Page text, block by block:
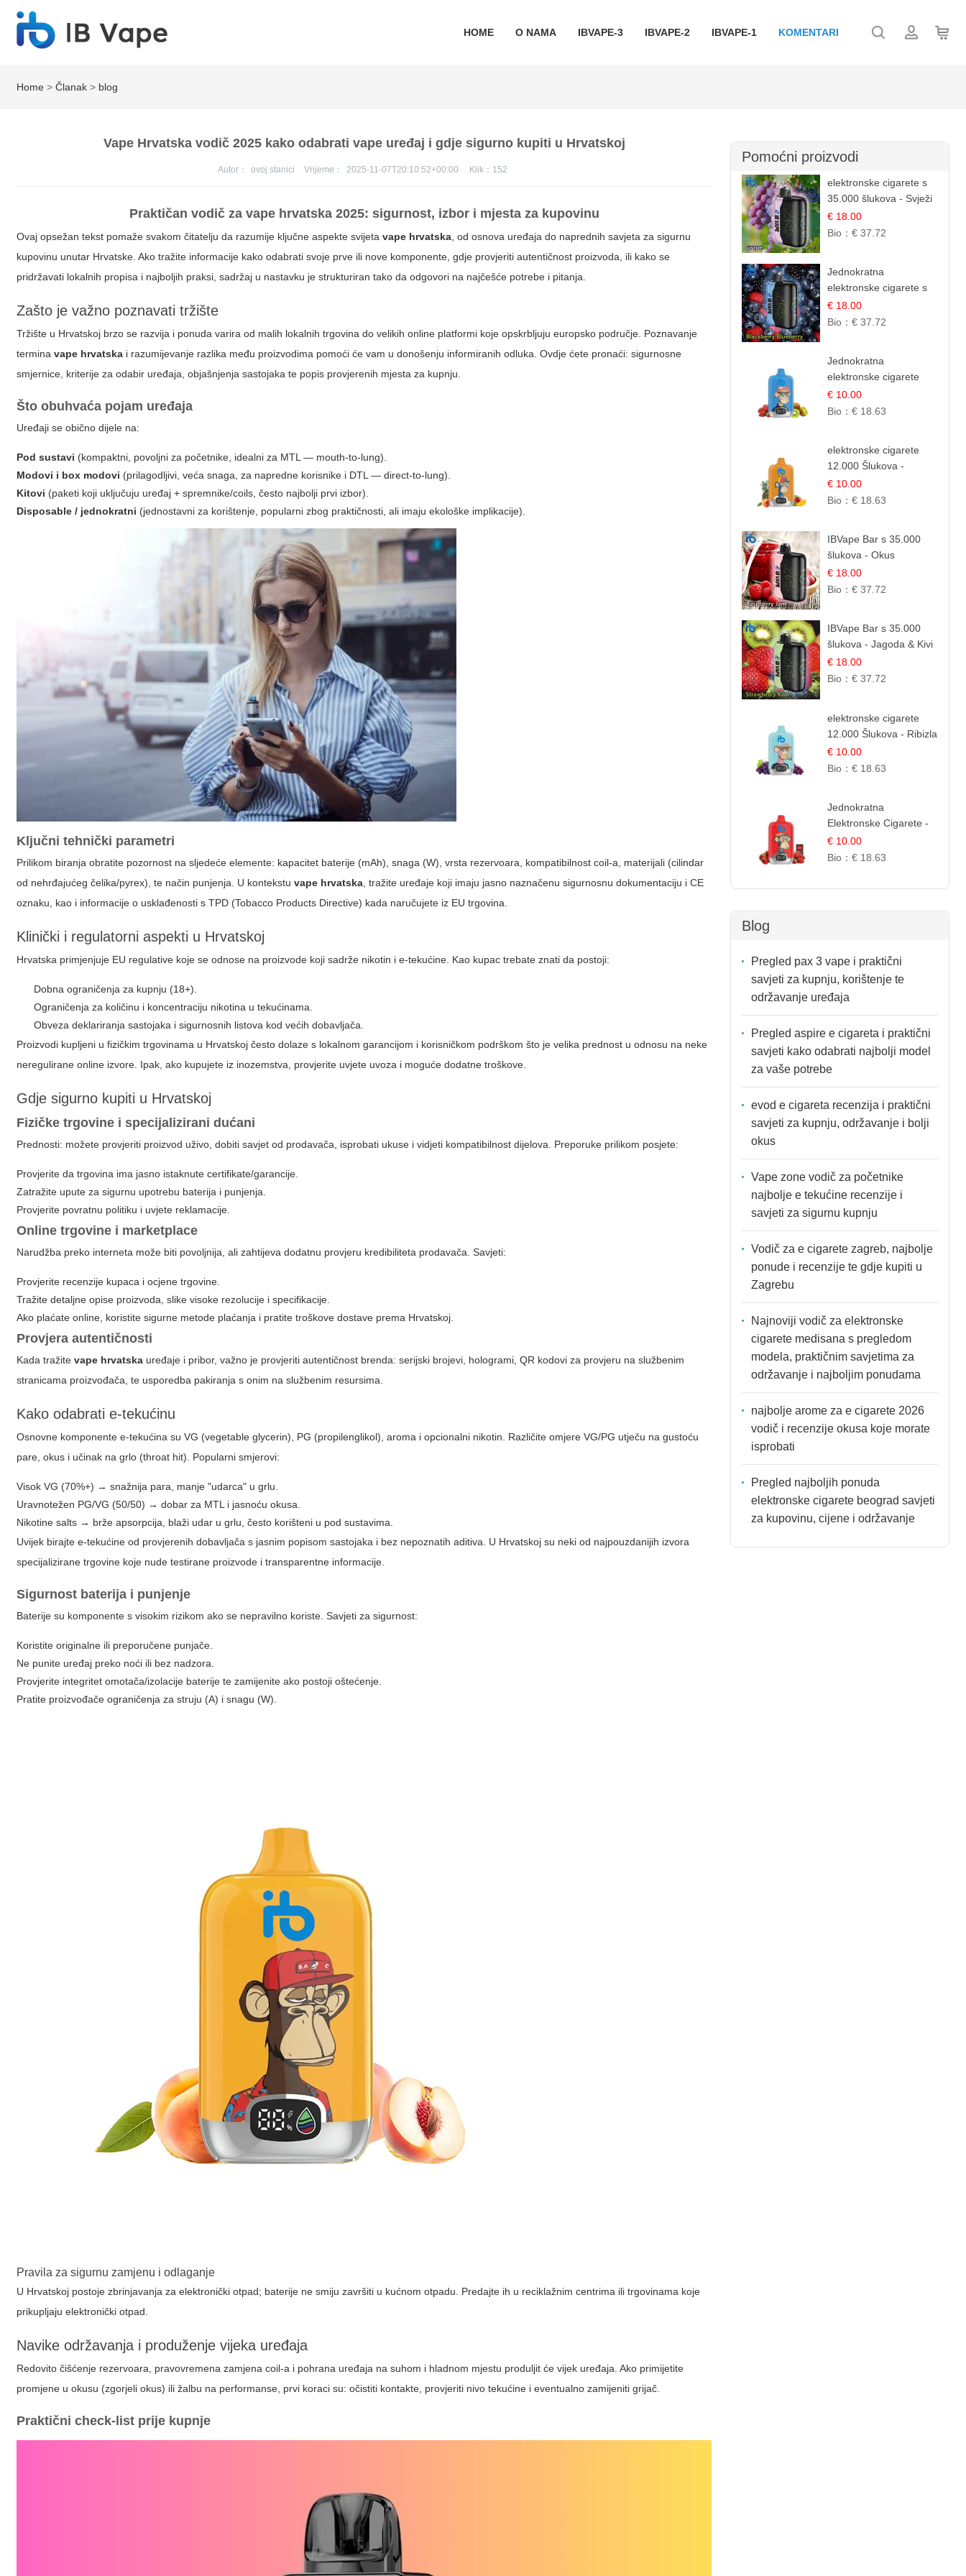
HOME O NAMA IBVAPE-3 IBVAPE-2 IBVAPE-1 KOMENTARI
Home >Članak > blog
Vape Hrvatska vodič 2025 kako odabrati vape uređaj i gdje sigurno kupiti u Hrvatskoj
Autor： ovoj stanici Vrijeme： 2025-11-07T20:10:52+00:00 Klik： 152
Praktičan vodič za vape hrvatska2025: sigurnost, izbor i mjesta za kupovinu
Ovaj opsežan tekst pomaže svakom čitatelju da razumije ključne aspekte svijetavape hrvatska , od osnova uređaja do naprednih savjeta za sigurnu
kupovinu unutar Hrvatske. Ako tražite informacije kako odabrati svoje prve ili nove komponente, gdje provjeriti autentičnost proizvoda, ili kako se
pridržavati lokalnih propisa i najboljih praksi, sadržaj u nastavku je strukturiran tako da odgovori na najčešće potrebe i pitanja.
Zašto je važno poznavati tržište
Tržište u Hrvatskoj brzo se razvija i ponuda varira od malih lokalnih trgovina do velikih online platformi koje opskrbljuju europsko područje. Poznavanje
terminavape hrvatska i razumijevanje razlika među proizvodima pomoći će vam u donošenju informiranih odluka. Ovdje ćete pronaći: sigurnosne
smjernice, kriterije za odabir uređaja, objašnjenja sastojaka te popis provjerenih mjesta za kupnju.
Što obuhvaća pojam uređaja
Uređaji se obično dijele na:
Pod sustavi (kompaktni, povoljni za početnike, idealni za MTL — mouth-to-lung).
Modovi i box modovi (prilagodljivi, veća snaga, za napredne korisnike i DTL — direct-to-lung).
Kitovi (paketi koji uključuju uređaj + spremnike/coils, često najbolji prvi izbor).
Disposable / jednokratni (jednostavni za korištenje, popularni zbog praktičnosti, ali imaju ekološke implikacije).
Ključni tehnički parametri
Prilikom biranja obratite pozornost na sljedeće elemente: kapacitet baterije (mAh), snaga (W), vrsta rezervoara, kompatibilnost coil-a, materijali (cilindar
od nehrđajućeg čelika/pyrex), te način punjenja. U kontekstuvape hrvatska , tražite uređaje koji imaju jasno naznačenu sigurnosnu dokumentaciju i CE
oznaku, kao i informacije o usklađenosti s TPD (Tobacco Products Directive) kada naručujete iz EU trgovina.
Klinički i regulatorni aspekti u Hrvatskoj
Hrvatska primjenjuje EU regulative koje se odnose na proizvode koji sadrže nikotin i e-tekućine. Kao kupac trebate znati da postoji:
Dobna ograničenja za kupnju (18+).
Ograničenja za količinu i koncentraciju nikotina u tekućinama.
Obveza deklariranja sastojaka i sigurnosnih listova kod većih dobavljača.
Proizvodi kupljeni u fizičkim trgovinama u Hrvatskoj često dolaze s lokalnom garancijom i korisničkom podrškom što je velika prednost u odnosu na neke
neregulirane online izvore. Ipak, ako kupujete iz inozemstva, provjerite uvjete uvoza i moguće dodatne troškove.
Gdje sigurno kupiti u Hrvatskoj
Fizičke trgovine i specijalizirani dućani
Prednosti: možete provjeriti proizvod uživo, dobiti savjet od prodavača, isprobati ukuse i vidjeti kompatibilnost dijelova. Preporuke prilikom posjete:
Provjerite da trgovina ima jasno istaknute certifikate/garancije.
Zatražite upute za sigurnu upotrebu baterija i punjenja.
Provjerite povratnu politiku i uvjete reklamacije.
Online trgovine i marketplace
Narudžba preko interneta može biti povoljnija, ali zahtijeva dodatnu provjeru kredibiliteta prodavača. Savjeti:
Provjerite recenzije kupaca i ocjene trgovine.
Tražite detaljne opise proizvoda, slike visoke rezolucije i specifikacije.
Ako plaćate online, koristite sigurne metode plaćanja i pratite troškove dostave prema Hrvatskoj.
Provjera autentičnosti
Kada tražitevape hrvatska uređaje i pribor, važno je provjeriti autentičnost brenda: serijski brojevi, hologrami, QR kodovi za provjeru na službenim
stranicama proizvođača, te usporedba pakiranja s onim na službenim resursima.
Kako odabrati e-tekućinu
Osnovne komponente e-tekućina su VG (vegetable glycerin), PG (propilenglikol), aroma i opcionalni nikotin. Različite omjere VG/PG utječu na gustoću
pare, okus i učinak na grlo (throat hit). Popularni smjerovi:
Visok VG (70%+) → snažnija para, manje "udarca" u grlu.
Uravnotežen PG/VG (50/50) → dobar za MTL i jasnoću okusa.
Nikotine salts → brže apsorpcija, blaži udar u grlu, često korišteni u pod sustavima.
Uvijek birajte e-tekućine od provjerenih dobavljača s jasnim popisom sastojaka i bez nepoznatih aditiva. U Hrvatskoj su neki od najpouzdanijih izvora
specijalizirane trgovine koje nude testirane proizvode i transparentne informacije.
Sigurnost baterija i punjenje
Baterije su komponente s visokim rizikom ako se nepravilno koriste. Savjeti za sigurnost:
Koristite originalne ili preporučene punjače.
Ne punite uređaj preko noći ili bez nadzora.
Provjerite integritet omotača/izolacije baterije te zamijenite ako postoji oštećenje.
Pratite proizvođače ograničenja za struju (A) i snagu (W).
Pravila za sigurnu zamjenu i odlaganje
U Hrvatskoj postoje zbrinjavanja za elektronički otpad; baterije ne smiju završiti u kućnom otpadu. Predajte ih u reciklažnim centrima ili trgovinama koje
prikupljaju elektronički otpad.
Navike održavanja i produženje vijeka uređaja
Redovito čišćenje rezervoara, pravovremena zamjena coil-a i pohrana uređaja na suhom i hladnom mjestu produljit će vijek uređaja. Ako primijetite
promjene u okusu (zgorjeli okus) ili žalbu na performanse, prvi koraci su: očistiti kontakte, provjeriti nivo tekućine i eventualno zamijeniti grijač.
Praktični check-list prije kupnje
Pomoćni proizvodi
elektronske cigarete s
35.000 šlukova - Svježi
Groždje | Osježavajuća
Voćna Aroma
€ 18.00
Bio： € 37.72
Jednokratna
elektronske cigarete s
35.000 šlukova - Kupina
& Borovnica | Intenzivna
€ 18.00
Bio： € 37.72
Jednokratna
elektronske cigarete
12.000 Puffova -
Jagoda i Kivi | Sočna
€ 10.00
Bio： € 18.63
elektronske cigarete
12.000 Šlukova -
Mango, Ananas,
Breskva | Tropska
€ 10.00
Bio： € 18.63
IBVape Bar s 35.000
šlukova - Okus
Malinova Džema |
Slatka Voćna Aroma
€ 18.00
Bio： € 37.72
IBVape Bar s 35.000
šlukova - Jagoda & Kivi
| Osježavajuća Voćna
Mješavina
€ 18.00
Bio： € 37.72
elektronske cigarete
12.000 Šlukova - Ribizla
i Grožđe | Elegantna
Voćna Kombinacija
€ 10.00
Bio： € 18.63
Jednokratna
Elektronske Cigarete -
Red Bull i Jagoda |
IBVape
€ 10.00
Bio： € 18.63
Blog
Pregled pax 3 vape i praktični
savjeti za kupnju, korištenje te
održavanje uređaja
Pregled aspire e cigareta i praktični
savjeti kako odabrati najbolji model
za vaše potrebe
evod e cigareta recenzija i praktični
savjeti za kupnju, održavanje i bolji
okus
Vape zone vodič za početnike
najbolje e tekućine recenzije i
savjeti za sigurnu kupnju
Vodič za e cigarete zagreb, najbolje
ponude i recenzije te gdje kupiti u
Zagrebu
Najnoviji vodič za elektronske
cigarete medisana s pregledom
modela, praktičnim savjetima za
održavanje i najboljim ponudama
najbolje arome za e cigarete 2026
vodič i recenzije okusa koje morate
isprobati
Pregled najboljih ponuda
elektronske cigarete beograd savjeti
za kupovinu, cijene i održavanje